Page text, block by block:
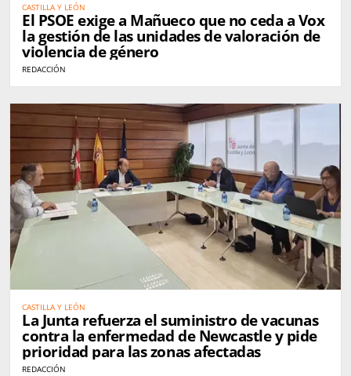
CASTILLA Y LEÓN
El PSOE exige a Mañueco que no ceda a Vox
la gestión de las unidades de valoración de
violencia de género
REDACCIÓN
CASTILLA Y LEÓN
La Junta refuerza el suministro de vacunas
contra la enfermedad de Newcastle y pide
prioridad para las zonas afectadas
REDACCIÓN